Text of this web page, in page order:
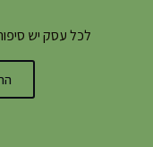
לכל עסק יש